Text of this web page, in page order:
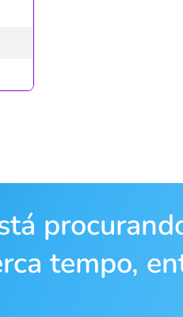
tempo,